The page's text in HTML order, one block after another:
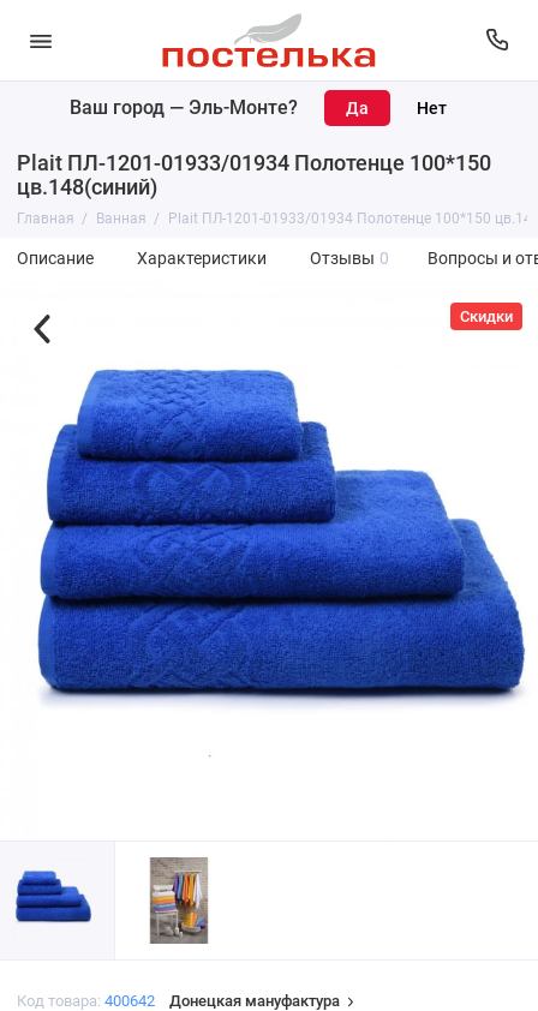
Ваш город — Эль-Монте?
Plait ПЛ-1201-01933/01934 Полотенце 100*150
цв.148(синий)
Главная Ванная Plait ПЛ-1201-01933/01934 Полотенце 100*150
Описание Характеристики Отзывы 0 Вопросы и
Скидки
Код товара: 400642 Донецкая мануфактура